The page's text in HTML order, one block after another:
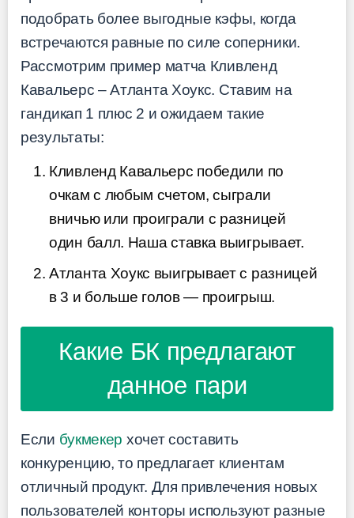
подобрать более выгодные кэфы, когда
встречаются равные по силе соперники.
Рассмотрим пример матча Кливленд
Кавальерс – Атланта Хоукс. Ставим на
гандикап 1 плюс 2 и ожидаем такие
результаты:
Кливленд Кавальерс победили по
очкам с любым счетом, сыграли
вничью или проиграли с разницей
один балл. Наша ставка выигрывает.
Атланта Хоукс выигрывает с разницей
в 3 и больше голов — проигрыш.
Какие БК предлагают
данное пари
Если букмекер хочет составить
конкуренцию, то предлагает клиентам
отличный продукт. Для привлечения новых
пользователей конторы используют разные